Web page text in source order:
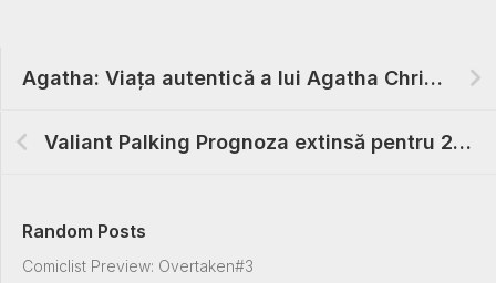
Agatha: Viața autentică a lui Agatha Christie
Valiant Palking Prognoza extinsă pentru 22.04.2015
Random Posts
Comiclist Preview: Overtaken#3